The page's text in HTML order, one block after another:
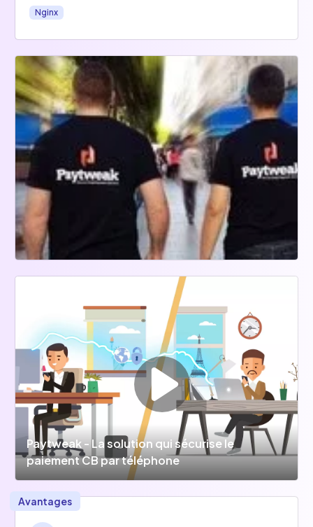
Nginx
Paytweak - La solution qui sécurise le
paiement CB par téléphone
Avantages